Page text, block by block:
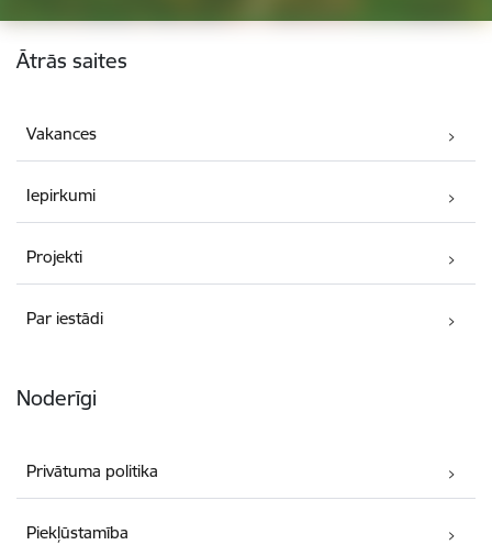
Kājene
Ātrās saites
Vakances
Iepirkumi
Projekti
Par iestādi
Noderīgi
Privātuma politika
Piekļūstamība